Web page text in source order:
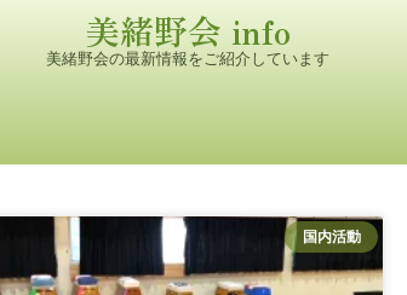
美緒野会 info
美緒野会の最新情報をご紹介しています
国内活動